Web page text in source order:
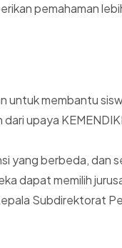
pemahaman
untuk membantu
dari upaya
yang berbeda, dan
dapat memilih
Kepala